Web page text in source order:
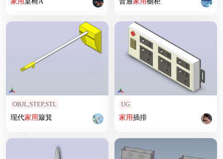
OBJL,STEP,STL
现代家用簸箕
UG
家用插排